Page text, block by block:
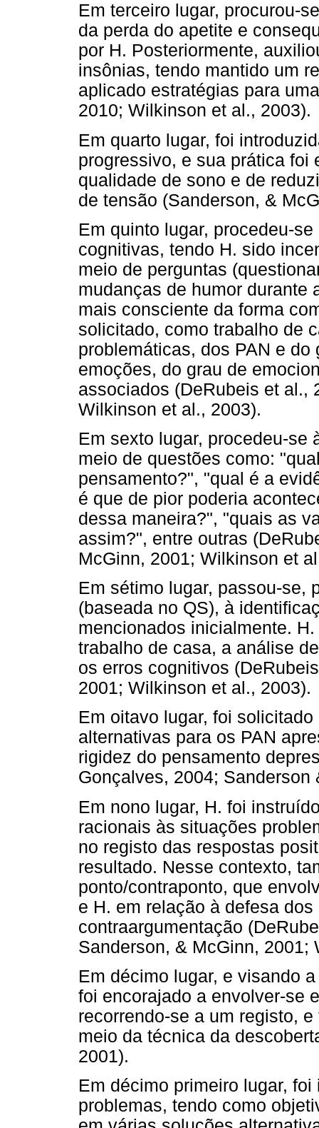
Em terceiro lugar, procurou-
da perda do apetite e
por H. Posteriormente,
insônias, tendo mantido um
aplicado estratégias para
2010; Wilkinson et al., 2003).
Em quarto lugar, foi
progressivo, e sua prática foi
qualidade de sono e de
de tensão (Sanderson, &
Em quinto lugar, procedeu-
cognitivas, tendo H. sido
meio de perguntas
mudanças de humor durante
mais consciente da forma
solicitado, como trabalho de
problemáticas, dos PAN e
emoções, do grau de
associados (DeRubeis et al.,
Wilkinson et al., 2003).
Em sexto lugar, procedeu-se
meio de questões como:
pensamento?", "qual é a
é que de pior poderia
dessa maneira?", "quais as
assim?", entre outras
McGinn, 2001; Wilkinson et
Em sétimo lugar, passou-se,
(baseada no QS), à
mencionados inicialmente.
trabalho de casa, a análise
os erros cognitivos
2001; Wilkinson et al., 2003).
Em oitavo lugar, foi
alternativas para os PAN
rigidez do pensamento
Gonçalves, 2004; Sanderson
Em nono lugar, H. foi
racionais às situações
no registo das respostas
resultado. Nesse contexto,
ponto/contraponto, que
e H. em relação à defesa
contraargumentação
Sanderson, & McGinn, 2001;
Em décimo lugar, e visando
foi encorajado a envolver-se
recorrendo-se a um registo,
meio da técnica da
2001).
Em décimo primeiro lugar,
problemas, tendo como